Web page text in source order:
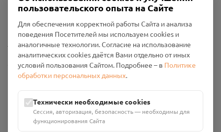
Политика конфиденциальности
Промо-материалы
Настройки cookies
Общество с ограниченной ответственностью «Смоленский
Проект Помним»
Юридический адрес: 216790, Смоленская область, р-н
Руднянский, г. Рудня, улица Западная, д. 26А, пом. 18
Номер счёта: 40702810901130004287 в АО "АЛЬФА-БАНК"
Кор. счёт: 30101810200000000593
пользовательского опыта на Сайте
Для обеспечения корректной работы Сайта и анализа
поведения Посетителей мы используем cookies и
аналогичные технологии. Согласие на использование
аналитических cookies даётся Вами отдельно от иных
условий пользования Сайтом. Подробнее – в Политике
обработки персональных данных.
Технически необходимые cookies
Сессия, авторизация, безопасность — необходимы для
функционирования Сайта